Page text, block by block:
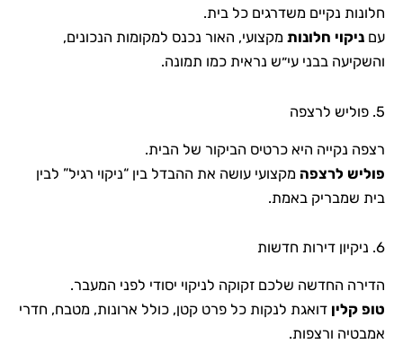
חלונות נקיים משדרגים כל בית.
עם ניקוי חלונות מקצועי, האור נכנס למקומות הנכונים,
והשקיעה בבני עי״ש נראית כמו תמונה.
5. פוליש לרצפה
רצפה נקייה היא כרטיס הביקור של הבית.
פוליש לרצפה מקצועי עושה את ההבדל בין “ניקוי רגיל” לבין
בית שמבריק באמת.
6. ניקיון דירות חדשות
הדירה החדשה שלכם זקוקה לניקוי יסודי לפני המעבר.
טופ קלין דואגת לנקות כל פרט קטן, כולל ארונות, מטבח, חדרי
אמבטיה ורצפות.